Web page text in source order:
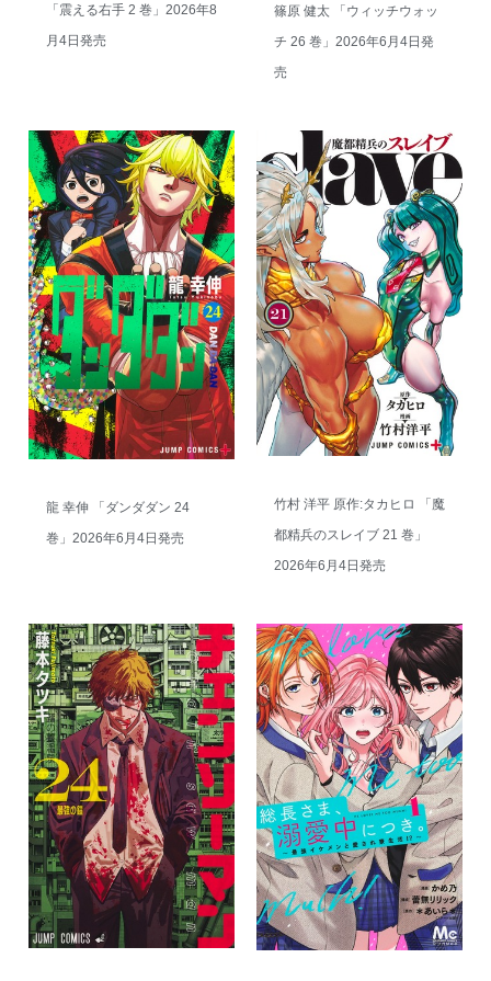
「震える右手 2 巻」2026年8
月4日発売
篠原 健太 「ウィッチウォッ
チ 26 巻」2026年6月4日発
売
龍 幸伸 「ダンダダン 24
巻」2026年6月4日発売
竹村 洋平 原作:タカヒロ 「魔
都精兵のスレイブ 21 巻」
2026年6月4日発売